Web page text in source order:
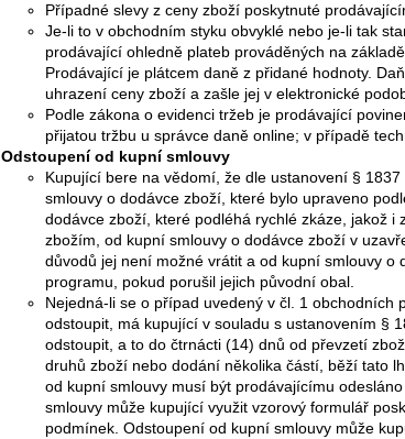
Případné slevy z ceny zboží poskytnuté
Je-li to v obchodním styku obvyklé nebo je-li tak
prodávající ohledně plateb prováděných na
Prodávající je plátcem daně z přidané hodnoty.
uhrazení ceny zboží a zašle jej v elektronické
Podle zákona o evidenci tržeb je prodávající
přijatou tržbu u správce daně online; v případě
Odstoupení od kupní smlouvy
Kupující bere na vědomí, že dle ustanovení §
smlouvy o dodávce zboží, které bylo upraveno
dodávce zboží, které podléhá rychlé zkáze, jakož
zbožím, od kupní smlouvy o dodávce zboží v
důvodů jej není možné vrátit a od kupní smlouvy
programu, pokud porušil jejich původní obal.
Nejedná-li se o případ uvedený v čl. 1
odstoupit, má kupující v souladu s ustanovením §
odstoupit, a to do čtrnácti (14) dnů od převzetí
druhů zboží nebo dodání několika částí, běží tato
od kupní smlouvy musí být prodávajícímu
smlouvy může kupující využit vzorový formulář
podmínek. Odstoupení od kupní smlouvy může